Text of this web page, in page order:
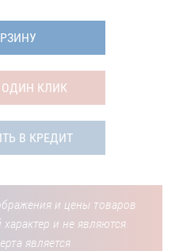
ОДИН КЛИК
В КРЕДИТ
и цены товаров
и не являются
является